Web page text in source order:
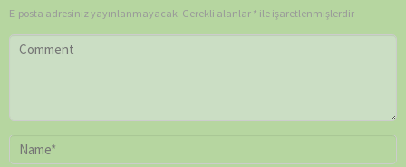
E-posta adresiniz yayınlanmayacak. Gerekli alanlar * ile işaretlenmişlerdir